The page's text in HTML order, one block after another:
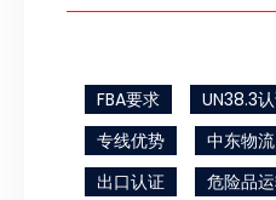
FBA要求 UN38.3
专线优势
中东物流
出口认证
危险品